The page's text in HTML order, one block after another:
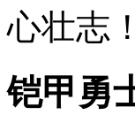
心壮志！
铠甲勇